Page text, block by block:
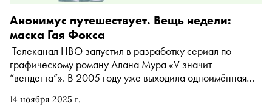
14 ноября 2025 г.
Анонимус путешествует. Вещь недели:
маска Гая Фокса
Телеканал HBO запустил в разработку сериал по
графическому роману Алана Мура «V значит
“вендетта”». В 2005 году уже выходила одноимённая
Главным визуальным образом истории стала маска Гая